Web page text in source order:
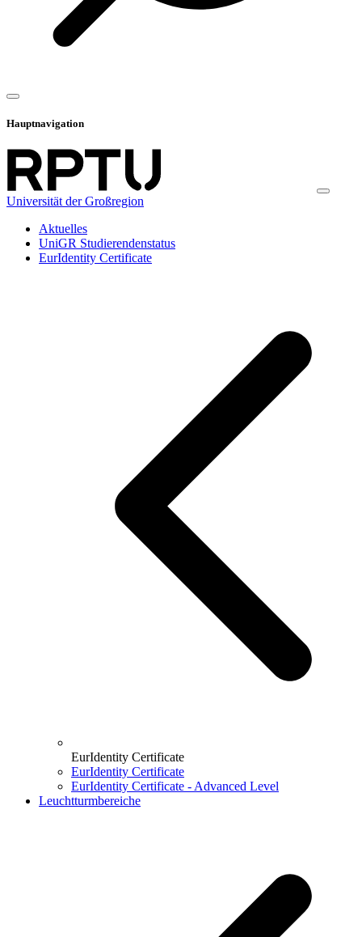
Hauptnavigation
Universität der Großregion
Aktuelles
UniGR Studierendenstatus
EurIdentity Certificate
EurIdentity Certificate
EurIdentity Certificate
EurIdentity Certificate - Advanced Level
Leuchtturmbereiche